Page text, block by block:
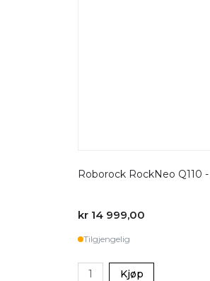
Roborock RockNeo
kr 14 999,00
Tilgjengelig
Kjøp